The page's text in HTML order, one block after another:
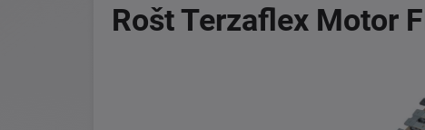
Rošt Terzaflex Motor